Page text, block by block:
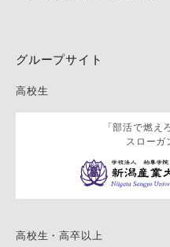
グループサイト
高校生
「部活で燃え
スローガ
高校生・高卒以上